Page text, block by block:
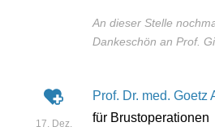
An dieser Stelle
Dankeschön an Prof.
17. Dez.
Prof. Dr. med. Goetz
für Brustoperationen